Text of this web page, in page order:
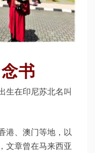
书
生在印尼苏北名叫
港、澳门等地，以
文章曾在马来西亚